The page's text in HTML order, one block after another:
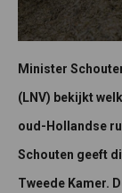
Minister
(LNV) bekijkt
oud-Hollandse
Schouten geeft
Tweede Kamer.